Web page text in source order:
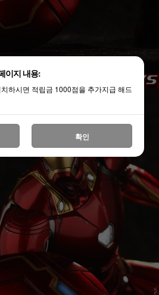
이지 내용:
하시면 적립금 1000점을 추가지급 해드
확인